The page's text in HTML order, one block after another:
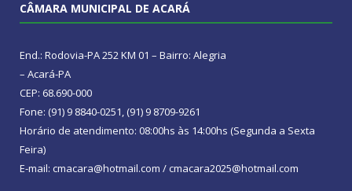
CÂMARA MUNICIPAL DE ACARÁ
End.: Rodovia-PA 252 KM 01 – Bairro: Alegria
– Acará-PA
CEP: 68.690-000
Fone: (91) 9 8840-0251, (91) 9 8709-9261
Horário de atendimento: 08:00hs às 14:00hs (Segunda a Sexta
Feira)
E-mail: cmacara@hotmail.com / cmacara2025@hotmail.com